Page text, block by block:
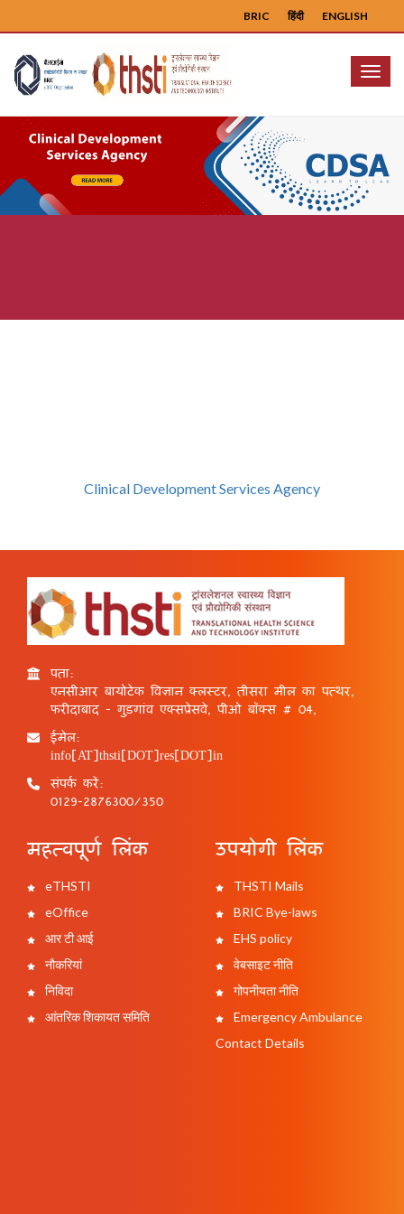
ENGLISH
हिंदी
BRIC
Menu
Clinical Development Services Agency
पता:
एनसीआर बायोटेक विज्ञान क्लस्टर, तीसरा मील का पत्थर,
फरीदाबाद - गुड़गांव एक्सप्रेसवे, पीओ बॉक्स # 04,
ईमेल:
info[AT]thsti[DOT]res[DOT]in
संपर्क करें:
0129-2876300/350
महत्वपूर्ण लिंक
eTHSTI
eOffice
आर टी आई
नौकरियां
निविदा
आंतरिक शिकायत समिति
उपयोगी लिंक
THSTI Mails
BRIC Bye-laws
EHS policy
वेबसाइट नीति
गोपनीयता नीति
Emergency Ambulance
Contact Details